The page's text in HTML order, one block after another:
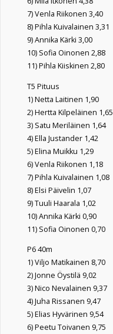
7) Venla Riikonen 3,40
8) Pihla Kuivalainen 3,31
9) Annika Kärki 3,00
10) Sofia Oinonen 2,88
11) Pihla Kiiskinen 2,80
T5 Pituus
1) Netta Laitinen 1,90
2) Hertta Kilpeläinen 1,65
3) Satu Meriläinen 1,64
4) Ella Justander 1,42
5) Elina Muikku 1,29
6) Venla Riikonen 1,18
7) Pihla Kuivalainen 1,08
8) Elsi Päivelin 1,07
9) Tuuli Haarala 1,02
10) Annika Kärki 0,90
11) Sofia Oinonen 0,70
P6 40m
1) Viljo Matikainen 8,70
2) Jonne Öystilä 9,02
3) Nico Nevalainen 9,37
4) Juha Rissanen 9,47
5) Elias Hyvärinen 9,54
6) Peetu Toivanen 9,75